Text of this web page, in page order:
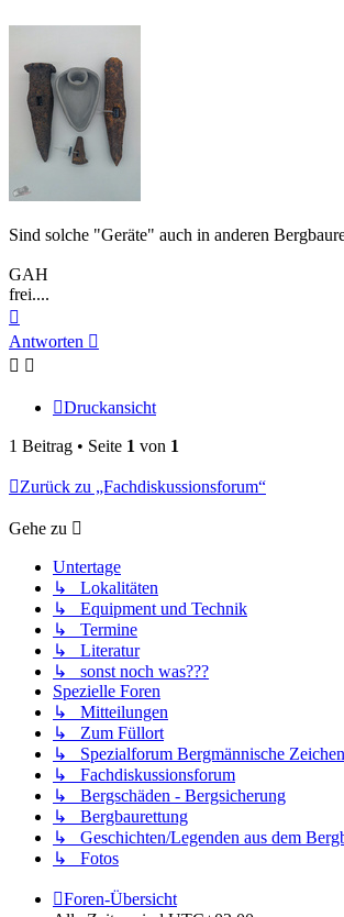
Sind solche "Geräte" auch in anderen
GAH
frei....
oben
Antworten
Druckansicht
1 Beitrag • Seite 1 von 1
Zurück zu „Fachdiskussionsforum“
Gehe zu
Untertage
↳ Lokalitäten
↳ Equipment und Technik
↳ Termine
↳ Literatur
↳ sonst noch was???
Spezielle Foren
↳ Mitteilungen
↳ Zum Füllort
↳ Spezialforum Bergmännische Zeichen
↳ Fachdiskussionsforum
↳ Bergschäden - Bergsicherung
↳ Bergbaurettung
↳ Geschichten/Legenden aus dem
↳ Fotos
Foren-Übersicht